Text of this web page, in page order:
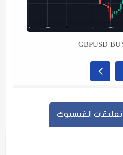
تعليقات الفيسبوك